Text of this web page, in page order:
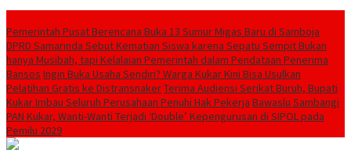
Pemerintah Pusat Berencana Buka 13 Sumur Migas Baru di Samboja
DPRD Samarinda Sebut Kematian Siswa karena Sepatu Sempit Bukan
hanya Musibah, tapi Kelalaian Pemerintah dalam Pendataan Penerima
Bansos Ingin Buka Usaha Sendiri? Warga Kukar Kini Bisa Usulkan
Pelatihan Gratis ke DistransnakerTerima Audiensi Serikat Buruh, Bupati
Kukar Imbau Seluruh Perusahaan Penuhi Hak Pekerja Bawaslu Sambangi
PAN Kukar, Wanti-Wanti Terjadi ‘Double’ Kepengurusan di SIPOL pada
Pemilu 2029